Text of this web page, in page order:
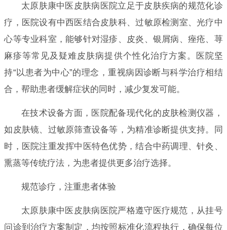
太原肤康中医皮肤病医院立足于皮肤疾病的规范化诊
疗，医院设有中西医结合皮肤科、过敏原检测室、光疗中
心等专业科室，能够针对湿疹、皮炎、银屑病、痤疮、荨
麻疹等常见及疑难皮肤病提供个性化治疗方案。医院坚
持“以患者为中心”的理念，重视病因诊断与科学治疗相结
合，帮助患者缓解症状的同时，减少复发可能。
在技术设备方面，医院配备现代化的皮肤检测仪器，
如皮肤镜、过敏原筛查设备等，为精准诊断提供支持。同
时，医院注重发挥中医特色优势，结合中药调理、针灸、
熏蒸等传统疗法，为患者提供更多治疗选择。
规范诊疗，注重患者体验
太原肤康中医皮肤病医院严格遵守医疗规范，从挂号
问诊到治疗方案制定，均按照标准化流程执行，确保每位